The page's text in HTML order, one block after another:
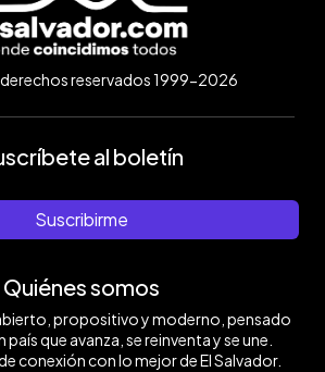
reservados 1999-2026
al boletín
Suscribirme
Quiénes somos
propositivo y moderno, pensado
país que avanza, se reinventa y se une.
conexión con lo mejor de El Salvador.